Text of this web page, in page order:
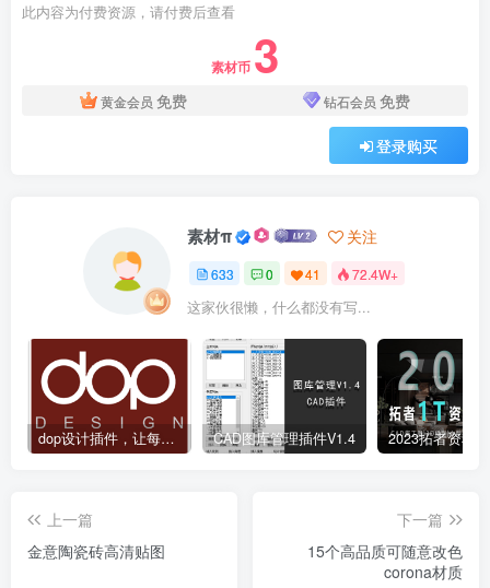
此内容为付费资源，请付费后查看
素材币 3
黄金会员 免费 钻石会员 免费
登录购买
素材π 关注
633 0 41 72.4W+
这家伙很懒，什么都没有写...
dop设计插件，让每个设计师都能享受到CAD制图的乐趣 CAD图库管理插件V1.4
上一篇
金意陶瓷砖高清贴图
下一篇
15个高品质可随意改色
corona材质